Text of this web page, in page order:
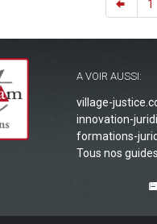
1
A VOIR AUSSI:
village-
innovation-
formations-
Tous nos